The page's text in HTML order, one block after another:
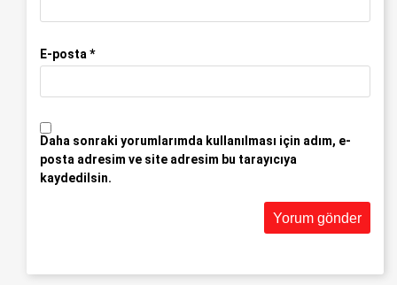
E-posta *
Daha sonraki yorumlarımda kullanılması için adım, e-
posta adresim ve site adresim bu tarayıcıya
kaydedilsin.